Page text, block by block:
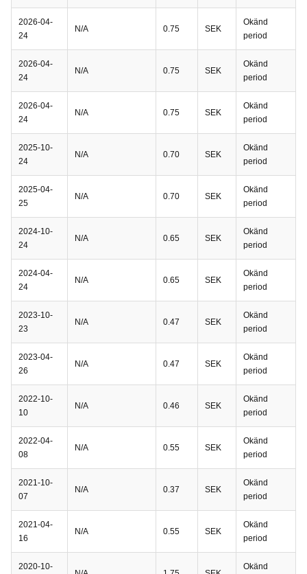
2026-04-
24
N/A 0.75 SEK
Okänd
period
2026-04-
24
N/A 0.75 SEK
Okänd
period
2026-04-
24
N/A 0.75 SEK
Okänd
period
2025-10-
24
N/A 0.70 SEK
Okänd
period
2025-04-
25
N/A 0.70 SEK
Okänd
period
2024-10-
24
N/A 0.65 SEK
Okänd
period
2024-04-
24
N/A 0.65 SEK
Okänd
period
2023-10-
23
N/A 0.47 SEK
Okänd
period
2023-04-
26
N/A 0.47 SEK
Okänd
period
2022-10-
10
N/A 0.46 SEK
Okänd
period
2022-04-
08
N/A 0.55 SEK
Okänd
period
2021-10-
07
N/A 0.37 SEK
Okänd
period
2021-04-
16
N/A 0.55 SEK
Okänd
period
2020-10- Okänd